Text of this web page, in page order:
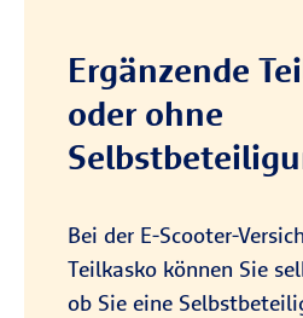
Ergänzende
oder ohne
Bei der E-Scooter-
Teilkasko können Sie
ob Sie eine